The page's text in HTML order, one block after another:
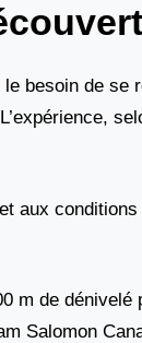
besoin de se
aux
m de
Salomon